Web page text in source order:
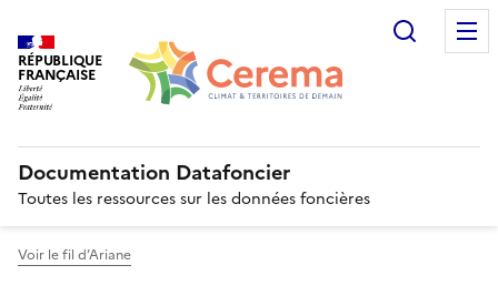
RÉPUBLIQUE
FRANÇAISE
Documentation Datafoncier
Toutes les ressources sur les données foncières
Voir le fil d’Ariane